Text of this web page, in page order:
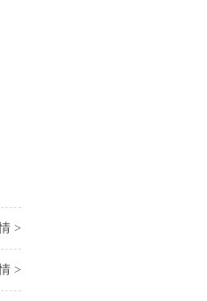
>
>